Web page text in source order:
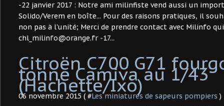
-22 janvier 2017 : Notre ami milinfiste vend aussi un
Solido/Verem en boîte... Pour des raisons pratiques, il
non pas à l'unité; Merci de prendre contact avec Milinfo
chl_milinfo@orange.fr -17...
Citroën C700 G71
tonne Camiva au 1/43
(Hachette/Ixo)
06 novembre 2015 ( #Les miniatures de sapeurs pompiers )